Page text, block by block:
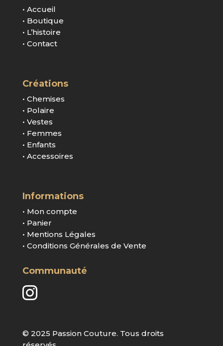
• Accueil
• Boutique
• L’histoire
• Contact
Créations
• Chemises
• Polaire
• Vestes
• Femmes
• Enfants
• Accessoires
Informations
• Mon compte
• Panier
• Mentions Légales
• Conditions Générales de Vente
Communauté

© 2025 Passion Couture. Tous droits